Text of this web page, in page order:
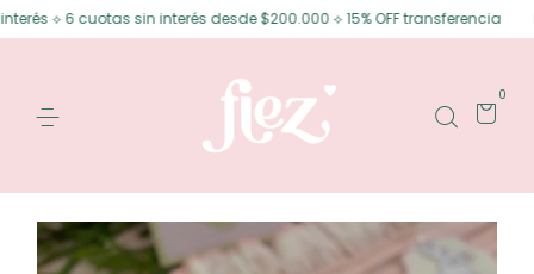
6 cuotas sin interés desde $200.000 ⟡ 15% OFF transferencia
0